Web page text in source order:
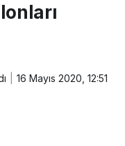
16 Mayıs 2020, 12:51